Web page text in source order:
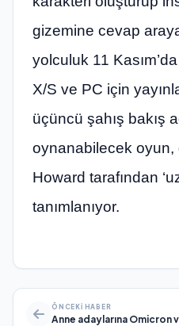
gizemine cevap
yolculuk 11
X/S ve PC için
üçüncü şahış bakış
oynanabilecek oyun,
Howard tarafından
tanımlanıyor.
ÖNCEKI HABER
Anne adaylarına Omicron